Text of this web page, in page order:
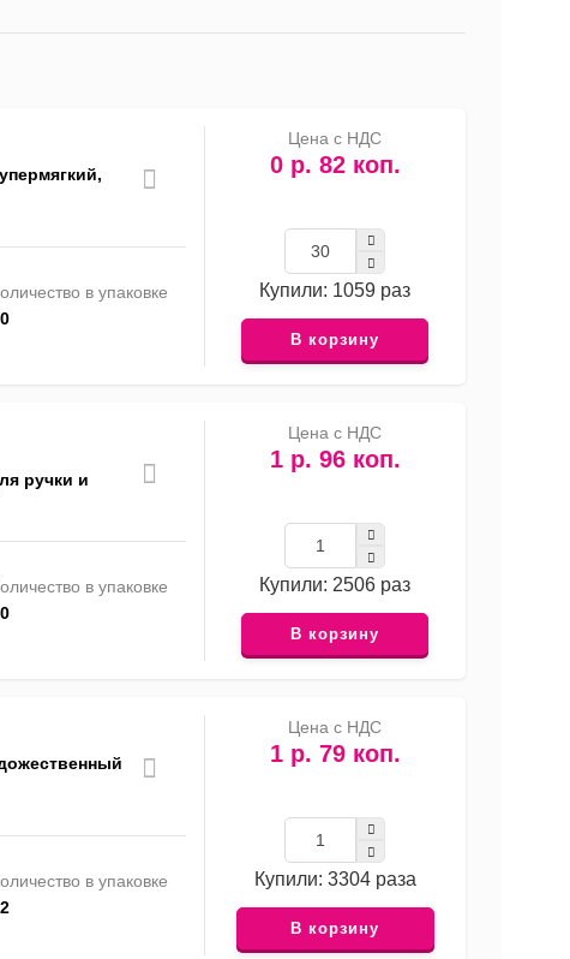
в упаковке
Цена с НДС
0 р. 82 коп.
Купили: 1059 раз
В корзину
ручки и
в упаковке
Цена с НДС
1 р. 96 коп.
Купили: 2506 раз
В корзину
в упаковке
Цена с НДС
1 р. 79 коп.
Купили: 3304 раза
В корзину